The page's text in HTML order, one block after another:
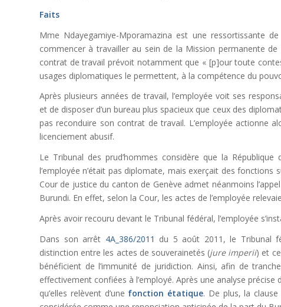
Faits
Mme Ndayegamiye-Mporamazina est une ressortissante
commencer à travailler au sein de la Mission permanente
contrat de travail prévoit notamment que « [p]our toute
usages diplomatiques le permettent, à la compétence du
Après plusieurs années de travail, l’employée voit ses
et de disposer d’un bureau plus spacieux que ceux des
pas reconduire son contrat de travail. L’employée actionne
licenciement abusif.
Le Tribunal des prud’hommes considère que la
l’employée n’était pas diplomate, mais exerçait des
Cour de justice du canton de Genève admet néanmoins
Burundi. En effet, selon la Cour, les actes de l’employée
Après avoir recouru devant le Tribunal fédéral, l’employée
Dans son arrêt 4A_386/2011 du 5 août 2011, le Tribunal
distinction entre les actes de souverainetés (jure imperii) et
bénéficient de l’immunité de juridiction. Ainsi, afin de
effectivement confiées à l’employé. Après une analyse
qu’elles relèvent d’une fonction étatique. De plus, la